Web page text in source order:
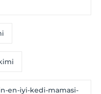
en-iyi-kedi-mamasi-